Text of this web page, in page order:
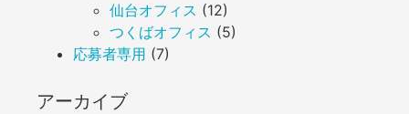
仙台オフィス (12)
つくばオフィス (5)
応募者専用 (7)
アーカイブ